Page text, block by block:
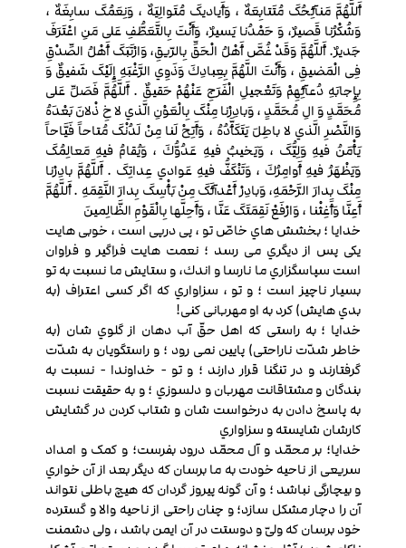
أَللَّهُمَّ مَنآئِحُکَ مُتَتابِعَهٌ ، وَأَیادیکَ مُتَوالِیَهٌ ، وَنِعَمُکَ سابِغَهٌ ،
وَشُکْرُنا قَصیرٌ، وَ حَمْدُنا یَسیرٌ، وَأَنْتَ بِالتَّعَطُّفِ عَلی مَنِ اعْتَرَفَ
جَدیرٌ. أَللَّهُمَّ وَقَدْ غُصَّ أَهْلُ الْحَقِّ بِالرّیقِ، وَارْتَبَکَ أَهْلُ الصِّدْقِ
فِی الْمَضیقِ ، وَأَنْتَ اللَّهُمَّ بِعِبادِكَ وَذَوِي الرَّغْبَهِ إِلَیْکَ شَفیقٌ وَ
بِإِجابَهِ دُعآئِهِمْ وَتَعْجیلِ الْفَرَجِ عَنْهُمْ حَقیقٌ . أَللَّهُمَّ فَصَلِّ عَلی
مُحَمَّدٍ وَ الِ مُحَمَّدٍ ، وَبادِرْنا مِنْکَ بِالْعَوْنِ الَّذي لا خِ ذْلانَ بَعْدَهُ
وَالنَّصْرِ الَّذي لا باطِلَ یَتَکَأَّدُهُ ، وَأَتِحْ لَنا مِنْ لَدُنْکَ مُتاحاً فَیَّاحاً
یَأْمَنُ فیهِ وَلِیُّکَ ، وَیَخیبُ فیهِ عَدُوُّكَ ، وَیُقامُ فیهِ مَعالِمُکَ
وَیَظْهَرُ فیهِ أَوامِرُكَ ، وَتَنْکَفُّ فیهِ عَوادي عِداتِکَ . أَللَّهُمَّ بادِرْنا
مِنْکَ بِدارَ الرَّحْمَهِ، وَبادِرْ أَعْدآئَکَ مِنْ بَأْسِکَ بِدارَ النَّقِمَهِ . أَللَّهُمَّ
أَعِنَّا وَأَغِثْنا ، وَارْفَعْ نَقِمَتَکَ عَنَّا ، وَأَحِلَّها بِالْقَوْمِ الظَّالِمینَ
خدایا ؛ بخشش هاي خاصّ تو ، پی درپی است ، خوبی هایت
یکی پس از دیگري می رسد ؛ نعمت هایت فراگیر و فراوان
است سپاسگزاري ما نارسا و اندك، و ستایش ما نسبت به تو
بسیار ناچیز است ؛ و تو ، سزاواري که اگر کسی اعتراف (به
بدي هایش) کرد به او مهربانی کنی!
خدایا ؛ به راستی که اهل حقّ آب دهان از گلوي شان (به
خاطر شدّت ناراحتی) پایین نمی رود ؛ و راستگویان به شدّت
گرفتارند و در تنگنا قرار دارند ؛ و تو - خداوندا - نسبت به
بندگان و مشتاقانت مهربان و دلسوزي ؛ و به حقیقت نسبت
به پاسخ دادن به درخواست شان و شتاب کردن در گشایش
کارشان شایسته و سزاواري
خدایا؛ بر محمّد و آل محمّد درود بفرست؛ و کمک و امداد
سریعی از ناحیه خودت به ما برسان که دیگر بعد از آن خواري
و بیچارگی نباشد ؛ و آن گونه پیروز گردان که هیچ باطلی نتواند
آن را دچار مشکل سازد؛ و چنان راحتی از ناحیه والا و گسترده
خود برسان که ولیّ و دوستت در آن ایمن باشد ، ولی دشمنت